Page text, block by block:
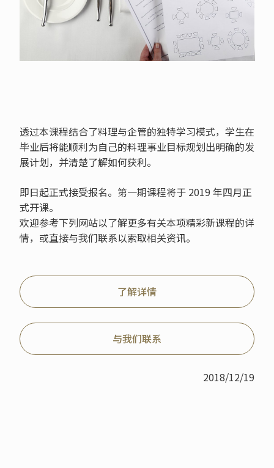
透过本课程结合了料理与企管的独特学习模式，学生在
毕业后将能顺利为自己的料理事业目标规划出明确的发
展计划，并清楚了解如何获利。
即日起正式接受报名。第一期课程将于 2019 年四月正
式开课。
欢迎参考下列网站以了解更多有关本项精彩新课程的详
情，或直接与我们联系以索取相关资讯。
了解详情
与我们联系
2018/12/19